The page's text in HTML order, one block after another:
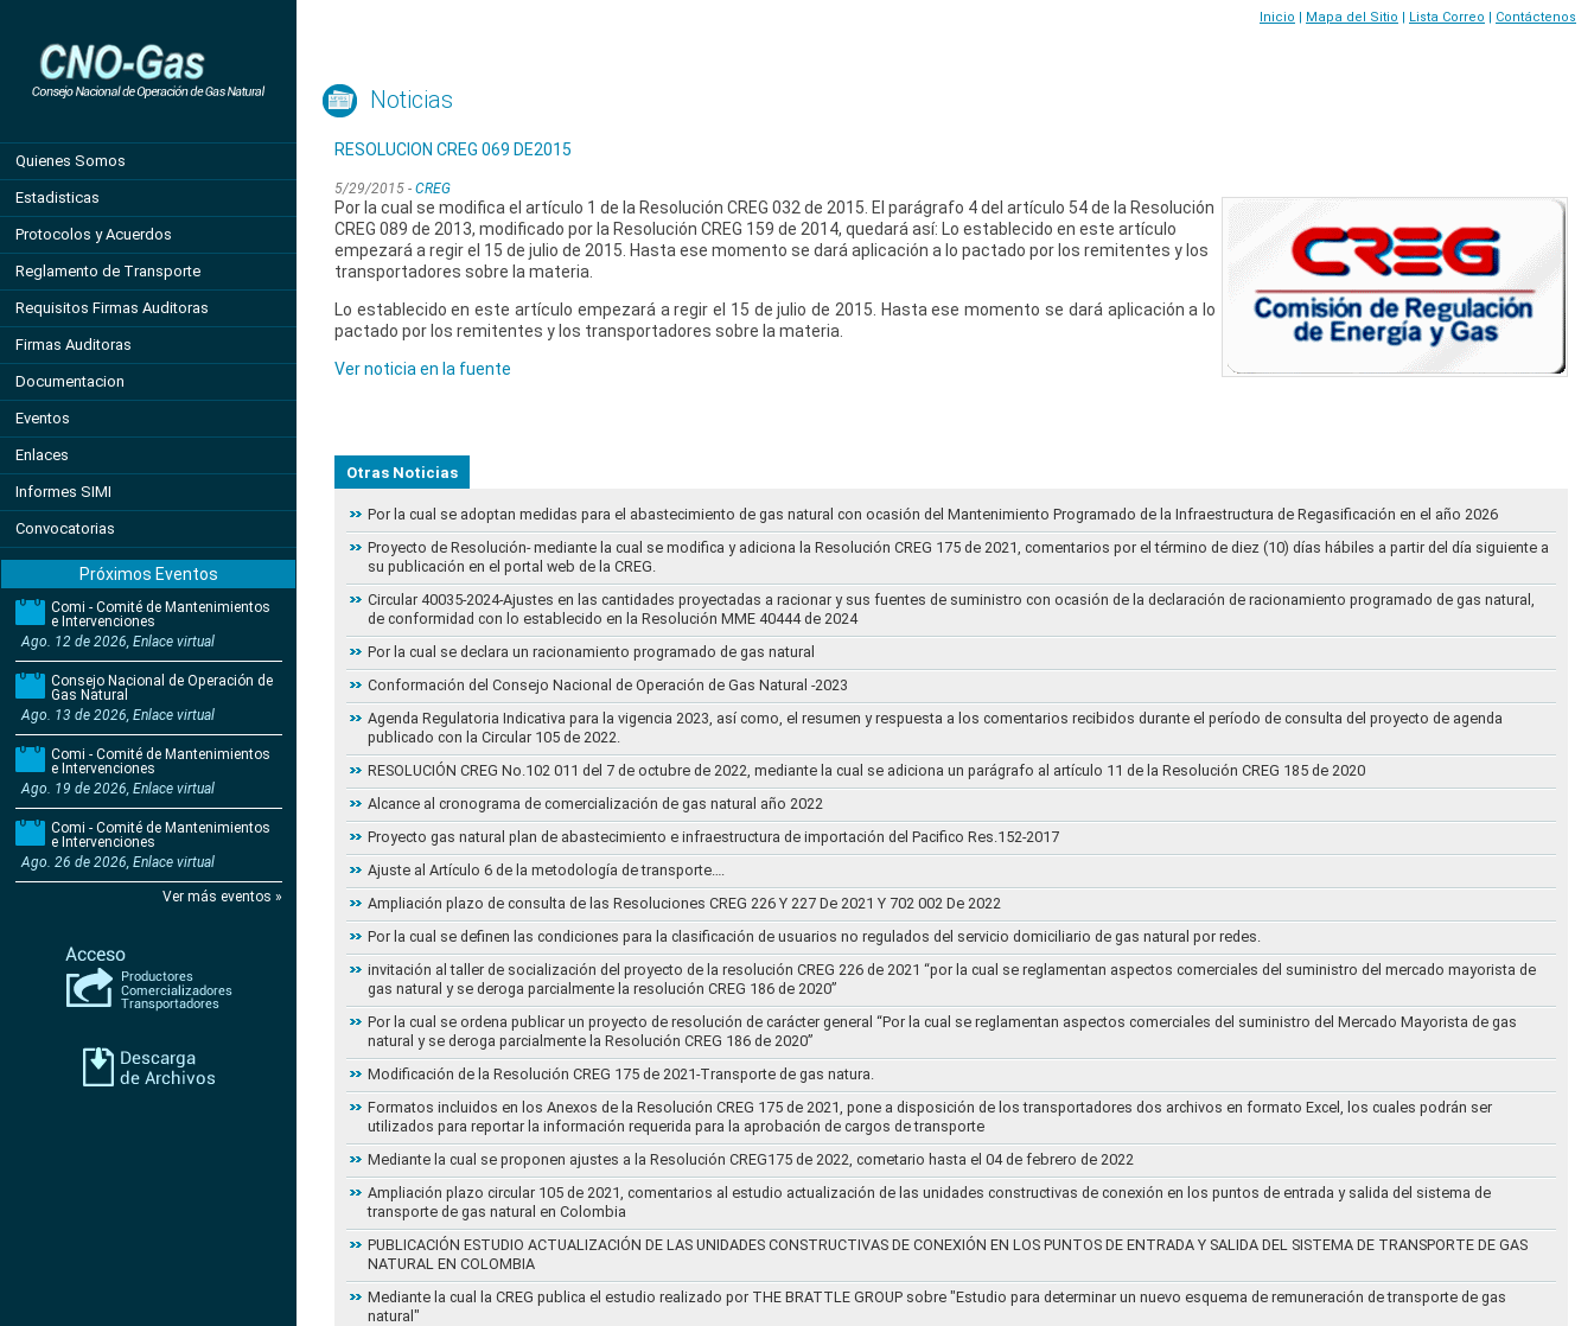
Quienes Somos
Estadisticas
Protocolos y Acuerdos
Reglamento de Transporte
Requisitos Firmas Auditoras
Firmas Auditoras
Documentacion
Eventos
Enlaces
Informes SIMI
Convocatorias
Próximos Eventos
Comi - Comité de Mantenimientos
e Intervenciones
Ago. 12 de 2026, Enlace virtual
Consejo Nacional de Operación de
Gas Natural
Ago. 13 de 2026, Enlace virtual
Comi - Comité de Mantenimientos
e Intervenciones
Ago. 19 de 2026, Enlace virtual
Comi - Comité de Mantenimientos
e Intervenciones
Ago. 26 de 2026, Enlace virtual
Ver más eventos »
Inicio | Mapa del Sitio | Lista Correo | Contáctenos
Noticias
RESOLUCION CREG 069 DE2015
5/29/2015 - CREG
Por la cual se modifica el artículo 1 de la Resolución CREG 032 de 2015. El parágrafo 4 del artículo 54 de la Resolución
CREG 089 de 2013, modificado por la Resolución CREG 159 de 2014, quedará así: Lo establecido en este artículo
empezará a regir el 15 de julio de 2015. Hasta ese momento se dará aplicación a lo pactado por los remitentes y los
transportadores sobre la materia.
Lo establecido en este artículo empezará a regir el 15 de julio de 2015. Hasta ese momento se dará aplicación a lo
pactado por los remitentes y los transportadores sobre la materia.
Ver noticia en la fuente
Otras Noticias
Por la cual se adoptan medidas para el abastecimiento de gas natural con ocasión del Mantenimiento Programado de la Infraestructura de Regasificación en el año 2026
Proyecto de Resolución- mediante la cual se modifica y adiciona la Resolución CREG 175 de 2021, comentarios por el término de diez (10) días hábiles a partir del día siguiente a
su publicación en el portal web de la CREG.
Circular 40035-2024-Ajustes en las cantidades proyectadas a racionar y sus fuentes de suministro con ocasión de la declaración de racionamiento programado de gas natural,
de conformidad con lo establecido en la Resolución MME 40444 de 2024
Por la cual se declara un racionamiento programado de gas natural
Conformación del Consejo Nacional de Operación de Gas Natural -2023
Agenda Regulatoria Indicativa para la vigencia 2023, así como, el resumen y respuesta a los comentarios recibidos durante el período de consulta del proyecto de agenda
publicado con la Circular 105 de 2022.
RESOLUCIÓN CREG No.102 011 del 7 de octubre de 2022, mediante la cual se adiciona un parágrafo al artículo 11 de la Resolución CREG 185 de 2020
Alcance al cronograma de comercialización de gas natural año 2022
Proyecto gas natural plan de abastecimiento e infraestructura de importación del Pacifico Res.152-2017
Ajuste al Artículo 6 de la metodología de transporte….
Ampliación plazo de consulta de las Resoluciones CREG 226 Y 227 De 2021 Y 702 002 De 2022
Por la cual se definen las condiciones para la clasificación de usuarios no regulados del servicio domiciliario de gas natural por redes.
invitación al taller de socialización del proyecto de la resolución CREG 226 de 2021 “por la cual se reglamentan aspectos comerciales del suministro del mercado mayorista de
gas natural y se deroga parcialmente la resolución CREG 186 de 2020”
Por la cual se ordena publicar un proyecto de resolución de carácter general “Por la cual se reglamentan aspectos comerciales del suministro del Mercado Mayorista de gas
natural y se deroga parcialmente la Resolución CREG 186 de 2020”
Modificación de la Resolución CREG 175 de 2021-Transporte de gas natura.
Formatos incluidos en los Anexos de la Resolución CREG 175 de 2021, pone a disposición de los transportadores dos archivos en formato Excel, los cuales podrán ser
utilizados para reportar la información requerida para la aprobación de cargos de transporte
Mediante la cual se proponen ajustes a la Resolución CREG175 de 2022, cometario hasta el 04 de febrero de 2022
Ampliación plazo circular 105 de 2021, comentarios al estudio actualización de las unidades constructivas de conexión en los puntos de entrada y salida del sistema de
transporte de gas natural en Colombia
PUBLICACIÓN ESTUDIO ACTUALIZACIÓN DE LAS UNIDADES CONSTRUCTIVAS DE CONEXIÓN EN LOS PUNTOS DE ENTRADA Y SALIDA DEL SISTEMA DE TRANSPORTE DE GAS
NATURAL EN COLOMBIA
Mediante la cual la CREG publica el estudio realizado por THE BRATTLE GROUP sobre "Estudio para determinar un nuevo esquema de remuneración de transporte de gas
natural"